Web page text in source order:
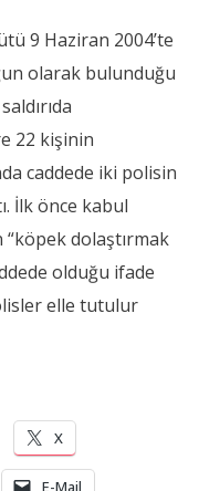
9 Haziran 2004’te
olarak bulunduğu
22 kişinin
caddede iki polisin
İlk önce kabul
dolaştırmak
olduğu ifade
elle tutulur
X
E-Mail